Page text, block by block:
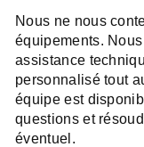
Nous ne nous
équipements.
assistance
personnalisé tout
équipe est
questions et
éventuel.